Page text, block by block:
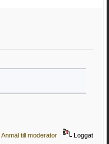
Anmäl till moderator Loggat